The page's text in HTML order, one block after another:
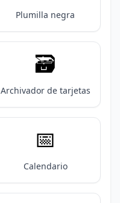
Plumilla negra
🗃️
Archivador de tarjetas
📅
Calendario